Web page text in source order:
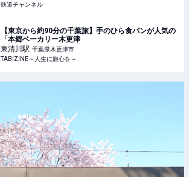
鉄道チャンネル
【東京から約90分の千葉旅】手のひら食パンが人気の
「本郷ベーカリー木更津
東清川駅 千葉県木更津市
TABIZINE～人生に旅心を～